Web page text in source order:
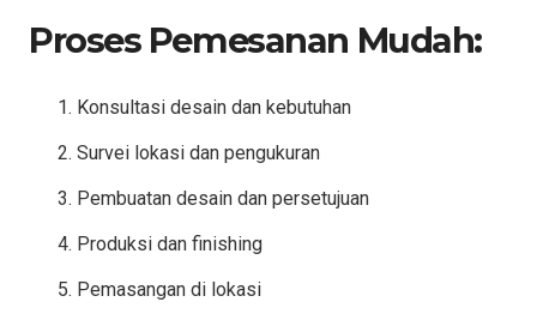
Proses Pemesanan Mudah:
Konsultasi desain dan kebutuhan
Survei lokasi dan pengukuran
Pembuatan desain dan persetujuan
Produksi dan finishing
Pemasangan di lokasi